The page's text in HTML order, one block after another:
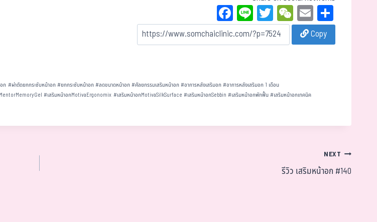
Fa
ce
bo
Li
ne
T
wi
tt
W
eC
ha
E
m
ail
Copy
ก #ผ่าตัดยกกระชับหน้าอก #ยกกระชับหน้าอก#ลดขนาดหน้าอก#ศัลยกรรมเสริมหน้าอก#อาการหลังเสริมอก#อาการหลังเสริมอก 1 เดือน
#เสริมหน้าอกMotivaErgonomix #เสริมหน้าอกMotivaSilkSurface #เสริมหน้าอกSebbin #เสริมหน้าอกพักฟื้น#เสริมหน้าอกเทคนิค
NEXT
รีวิว เสริมหน้าอก #140